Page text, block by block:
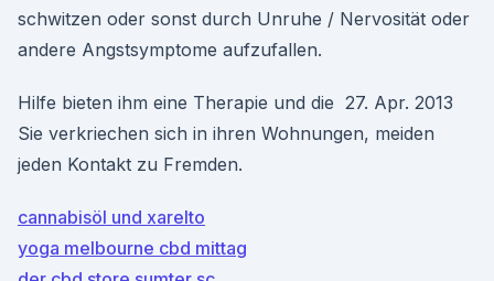
schwitzen oder sonst durch Unruhe / Nervosität oder
andere Angstsymptome aufzufallen.
Hilfe bieten ihm eine Therapie und die 27. Apr. 2013
Sie verkriechen sich in ihren Wohnungen, meiden
jeden Kontakt zu Fremden.
cannabisöl und xarelto
yoga melbourne cbd mittag